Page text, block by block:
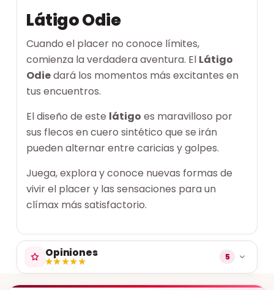
Látigo Odie
Cuando el placer no conoce límites,
comienza la verdadera aventura. El Látigo
Odiedará los momentos más excitantes en
tus encuentros.
El diseño de este látigo es maravilloso por
sus flecos en cuero sintético que se irán
pueden alternar entre caricias y golpes.
Juega, explora y conoce nuevas formas de
vivir el placer y las sensaciones para un
clímax más satisfactorio.
Opiniones
★★★★★
★★★★★ 5